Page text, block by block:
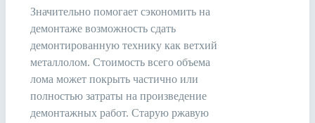
Значительно помогает сэкономить на
демонтаже возможность сдать
демонтированную технику как ветхий
металлолом. Стоимость всего объема
лома может покрыть частично или
полностью затраты на произведение
демонтажных работ. Старую ржавую